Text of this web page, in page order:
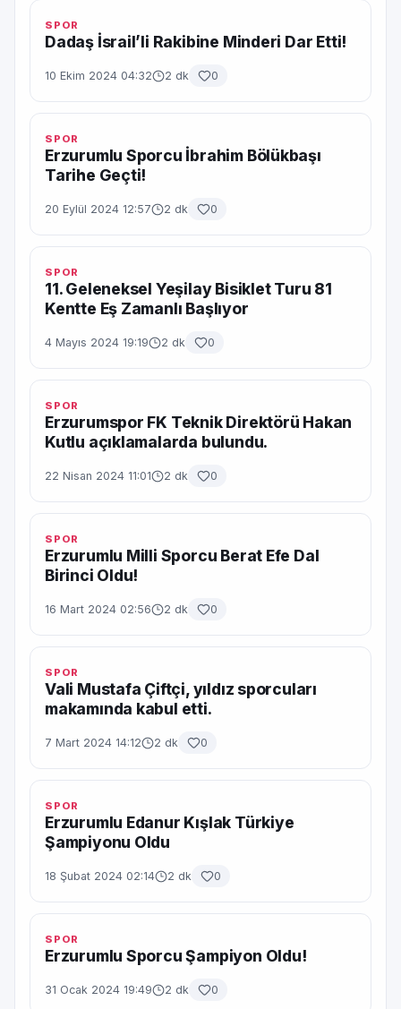
SPOR
Dadaş İsrail’li Rakibine Minderi Dar Etti!
10 Ekim 2024 04:32 2 dk 0
SPOR
Erzurumlu Sporcu İbrahim Bölükbaşı
Tarihe Geçti!
20 Eylül 2024 12:57 2 dk 0
SPOR
11. Geleneksel Yeşilay Bisiklet Turu 81
Kentte Eş Zamanlı Başlıyor
4 Mayıs 2024 19:19 2 dk 0
SPOR
Erzurumspor FK Teknik Direktörü Hakan
Kutlu açıklamalarda bulundu.
22 Nisan 2024 11:01 2 dk 0
SPOR
Erzurumlu Milli Sporcu Berat Efe Dal
Birinci Oldu!
16 Mart 2024 02:56 2 dk 0
SPOR
Vali Mustafa Çiftçi, yıldız sporcuları
makamında kabul etti.
7 Mart 2024 14:12 2 dk 0
SPOR
Erzurumlu Edanur Kışlak Türkiye
Şampiyonu Oldu
18 Şubat 2024 02:14 2 dk 0
SPOR
Erzurumlu Sporcu Şampiyon Oldu!
31 Ocak 2024 19:49 2 dk 0